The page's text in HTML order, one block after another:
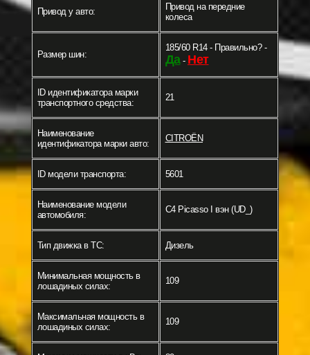
Привод у авто:
Привод на передние
колеса
Размер шин:
185/60 R14 - Правильно? -
Да- Нет
ID идентификатора марки
транспортного средства:
21
Наименование
идентификатора марки авто:
CITROËN
ID модели транспорта: 5601
Наименование модели
автомобиля:
C4 Picasso I вэн (UD_)
Тип движка в ТС: Дизель
Минимальная мощность в
лошадиных силах:
109
Максимальная мощность в
лошадиных силах:
109